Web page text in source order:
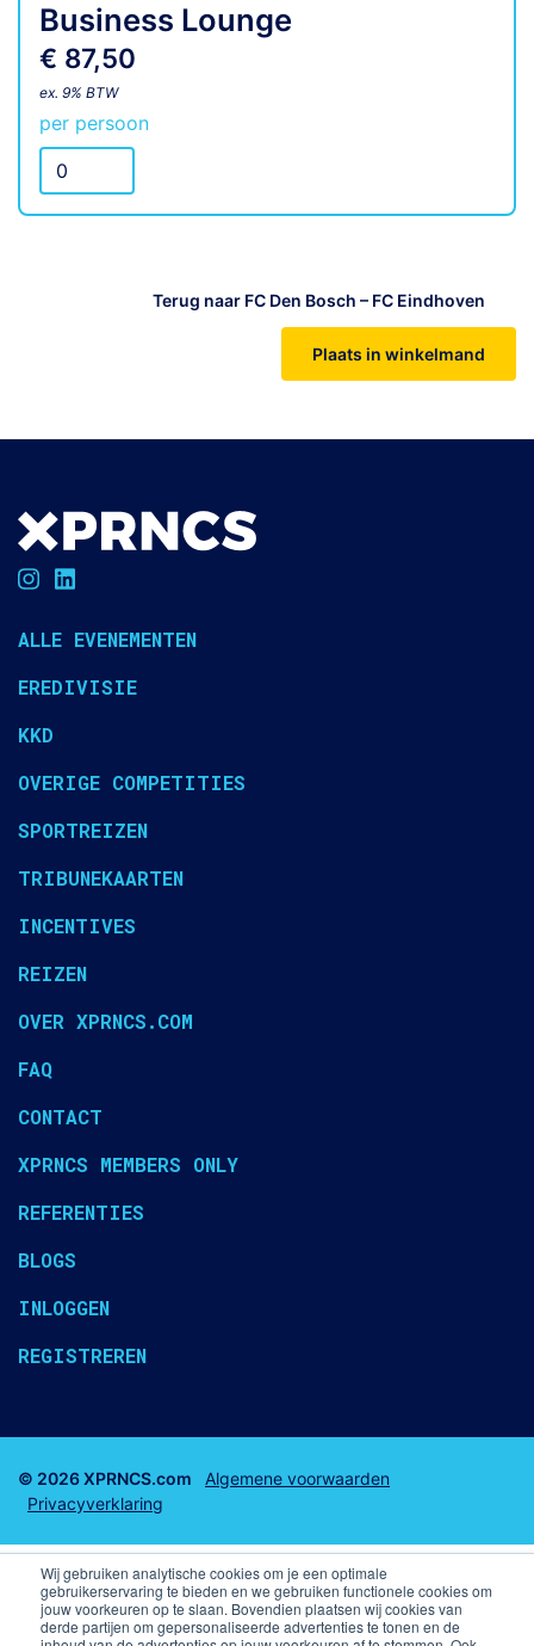
Wij gebruiken analytische cookies om je een optimale
gebruikerservaring te bieden en we gebruiken functionele cookies om
jouw voorkeuren op te slaan. Bovendien plaatsen wij cookies van
derde partijen om gepersonaliseerde advertenties te tonen en de
Business Lounge
€ 87,50
ex. 9% BTW
per persoon
Terug naar FC Den Bosch – FC Eindhoven
Plaats in winkelmand
ALLE EVENEMENTEN
EREDIVISIE
KKD
OVERIGE COMPETITIES
SPORTREIZEN
TRIBUNEKAARTEN
INCENTIVES
REIZEN
OVER XPRNCS.COM
FAQ
CONTACT
XPRNCS MEMBERS ONLY
REFERENTIES
BLOGS
INLOGGEN
REGISTREREN
© 2026 XPRNCS.com
Algemene voorwaarden
Privacyverklaring